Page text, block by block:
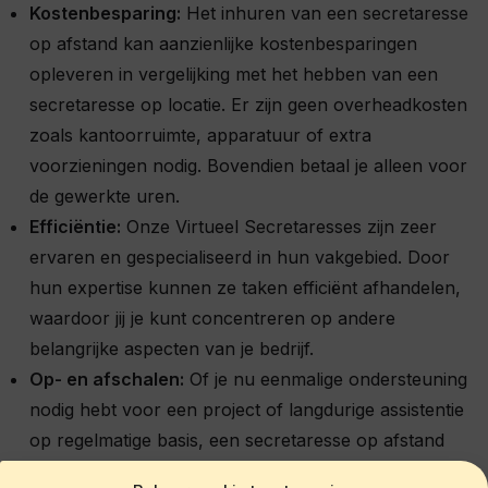
Kostenbesparing: Het inhuren van een secretaresse
op afstand kan aanzienlijke kostenbesparingen
opleveren in vergelijking met het hebben van een
secretaresse op locatie. Er zijn geen overheadkosten
zoals kantoorruimte, apparatuur of extra
voorzieningen nodig. Bovendien betaal je alleen voor
de gewerkte uren.
Efficiëntie: Onze Virtueel Secretaresses zijn zeer
ervaren en gespecialiseerd in hun vakgebied. Door
hun expertise kunnen ze taken efficiënt afhandelen,
waardoor jij je kunt concentreren op andere
belangrijke aspecten van je bedrijf.
Op- en afschalen: Of je nu eenmalige ondersteuning
nodig hebt voor een project of langdurige assistentie
op regelmatige basis, een secretaresse op afstand
biedt de flexibiliteit om op en af te schalen afhankelijk